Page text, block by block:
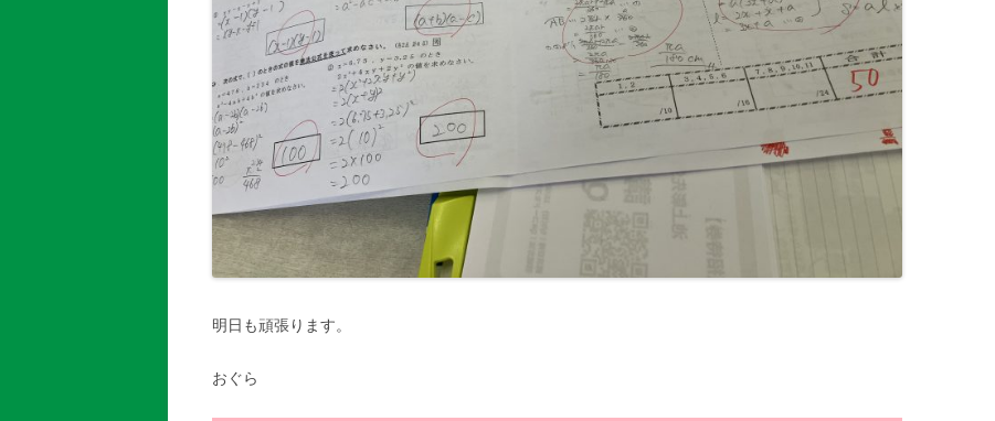
明日も頑張ります。
おぐら